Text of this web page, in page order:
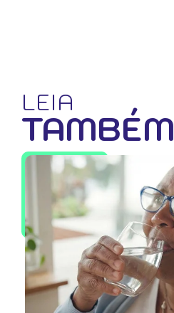
LEIA
TAMBÉM